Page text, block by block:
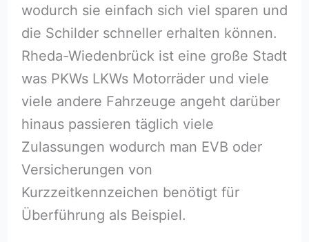
wodurch sie einfach sich viel sparen und
die Schilder schneller erhalten können.
Rheda-Wiedenbrück ist eine große Stadt
was PKWs LKWs Motorräder und viele
viele andere Fahrzeuge angeht darüber
hinaus passieren täglich viele
Zulassungen wodurch man EVB oder
Versicherungen von
Kurzzeitkennzeichen benötigt für
Überführung als Beispiel.